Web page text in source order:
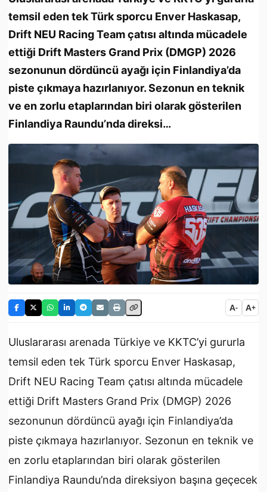
temsil eden tek Türk sporcu Enver Haskasap,
Drift NEU Racing Team çatısı altında mücadele
ettiği Drift Masters Grand Prix (DMGP) 2026
sezonunun dördüncü ayağı için Finlandiya’da
piste çıkmaya hazırlanıyor. Sezonun en teknik
ve en zorlu etaplarından biri olarak gösterilen
Finlandiya Raundu’nda direksi…
A- A+
Uluslararası arenada Türkiye ve KKTC’yi gururla
temsil eden tek Türk sporcu Enver Haskasap,
Drift NEU Racing Team çatısı altında mücadele
ettiği Drift Masters Grand Prix (DMGP) 2026
sezonunun dördüncü ayağı için Finlandiya’da
piste çıkmaya hazırlanıyor. Sezonun en teknik ve
en zorlu etaplarından biri olarak gösterilen
Finlandiya Raundu’nda direksiyon başına geçecek